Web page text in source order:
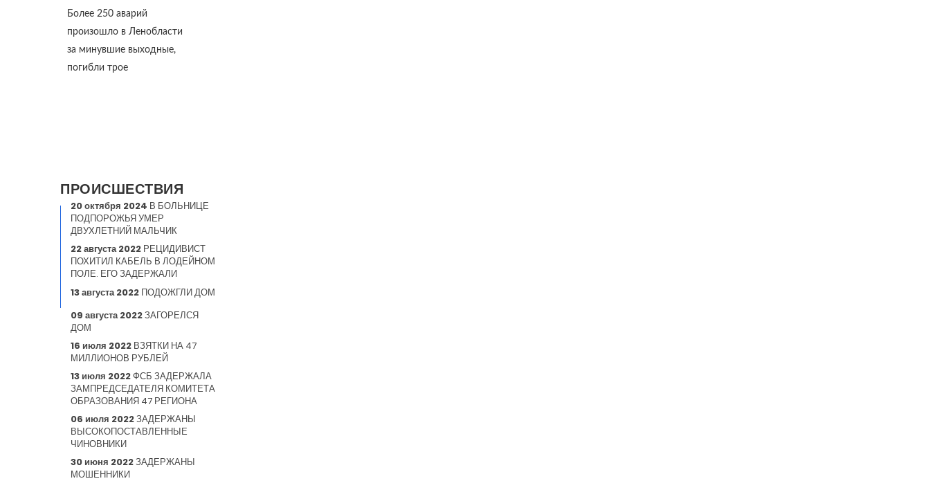
Более 250 аварий
произошло в Ленобласти
за минувшие выходные,
погибли трое
ПРОИСШЕСТВИЯ
20 октября 2024 В БОЛЬНИЦЕ
ПОДПОРОЖЬЯ УМЕР
ДВУХЛЕТНИЙ МАЛЬЧИК
22 августа 2022 РЕЦИДИВИСТ
ПОХИТИЛ КАБЕЛЬ В ЛОДЕЙНОМ
ПОЛЕ. ЕГО ЗАДЕРЖАЛИ
13 августа 2022 ПОДОЖГЛИ ДОМ
09 августа 2022ЗАГОРЕЛСЯ
ДОМ
16 июля 2022 ВЗЯТКИ НА 47
МИЛЛИОНОВ РУБЛЕЙ
13 июля 2022ФСБ ЗАДЕРЖАЛА
ЗАМПРЕДСЕДАТЕЛЯ КОМИТЕТА
ОБРАЗОВАНИЯ 47 РЕГИОНА
06 июля 2022ЗАДЕРЖАНЫ
ВЫСОКОПОСТАВЛЕННЫЕ
ЧИНОВНИКИ
30 июня 2022ЗАДЕРЖАНЫ
МОШЕННИКИ